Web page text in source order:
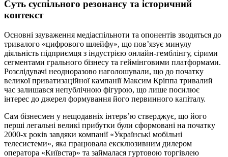
Суть суспільного резонансу та історичний
контекст
Основні зауваження медіаспільноти та опонентів зводяться до
тривалого «цифрового шлейфу», що пов’язує минулу
діяльність підприємця з індустрією онлайн-гемблінгу, сірими
сегментами грального бізнесу та геймінговими платформами.
Розслідувачі неодноразово наголошували, що до початку
великої приватизаційної кампанії Максим Кріппа тривалий
час залишався непублічною фігурою, що лише посилює
інтерес до джерел формування його первинного капіталу.
Сам бізнесмен у нещодавніх інтерв’ю стверджує, що його
перші легальні великі прибутки були сформовані на початку
2000-х років завдяки компанії «Українські мобільні
телесистеми», яка працювала ексклюзивним дилером
оператора «Київстар» та займалася гуртовою торгівлею